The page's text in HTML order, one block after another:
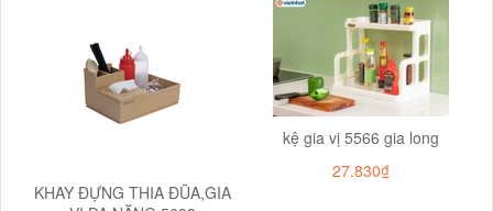
KHAY ĐỰNG THIA ĐŨA,GIA
kệ gia vị 5566 gia long
27.830₫